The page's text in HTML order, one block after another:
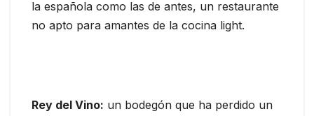
la española como las de antes, un restaurante
no apto para amantes de la cocina light.
Rey del Vino: un bodegón que ha perdido un